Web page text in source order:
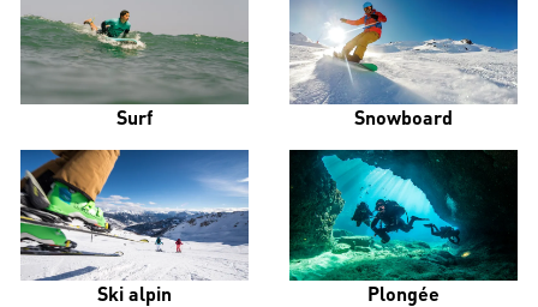
Surf Snowboard
Ski alpin Plongée